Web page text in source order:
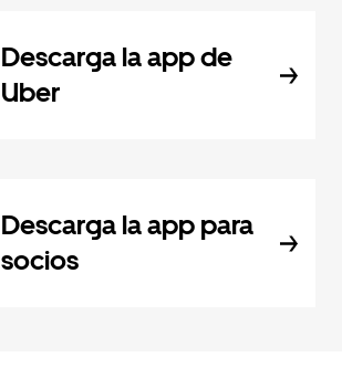
Descarga la app de
Uber
Descarga la app para
socios